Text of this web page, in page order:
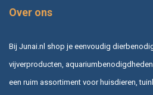
Over ons
Bij Junai.nl shop je eenvoudig
vijverproducten,
een ruim assortiment voor huisdieren,